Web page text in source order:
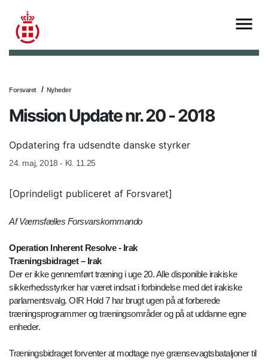
Forsvaret Nyheder
Mission Update nr. 20 - 2018
Opdatering fra udsendte danske styrker
24. maj, 2018 - Kl. 11.25
[Oprindeligt publiceret af Forsvaret]
Af Værnsfælles Forsvarskommando
Operation Inherent Resolve - Irak
Træningsbidraget – Irak
Der er ikke gennemført træning i uge 20. Alle disponible irakiske
sikkerhedsstyrker har været indsat i forbindelse med det irakiske
parlamentsvalg. OIR Hold 7 har brugt ugen på at forberede
træningsprogrammer og træningsområder og på at uddanne egne
enheder.
Træningsbidraget forventer at modtage nye grænsevagtsbataljoner til